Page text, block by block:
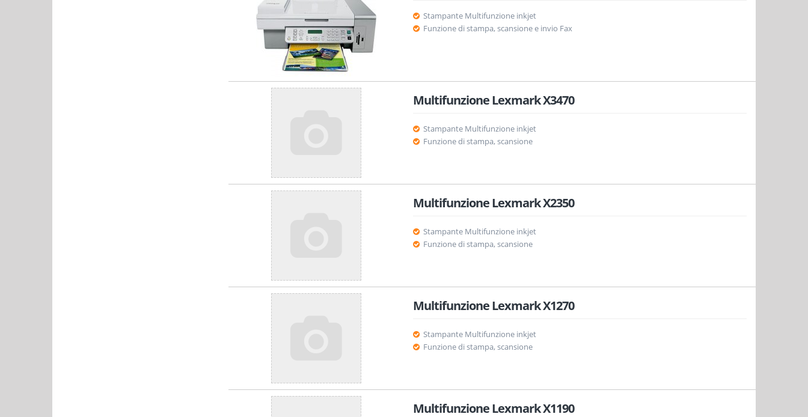
Stampante Multifunzione inkjet
Funzione di stampa, scansione e invio Fax
Multifunzione Lexmark X3470
Stampante Multifunzione inkjet
Funzione di stampa, scansione
Multifunzione Lexmark X2350
Stampante Multifunzione inkjet
Funzione di stampa, scansione
Multifunzione Lexmark X1270
Stampante Multifunzione inkjet
Funzione di stampa, scansione
Multifunzione Lexmark X1190